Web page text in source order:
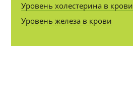
Уровень холестерина в крови
Уровень железа в крови